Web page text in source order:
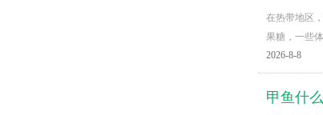
在热带地区
果糖，一些
2026-8-8
甲鱼什